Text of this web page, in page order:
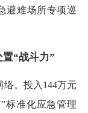
避难场所专项巡
“战斗力”
。投入144万元
标准化应急管理